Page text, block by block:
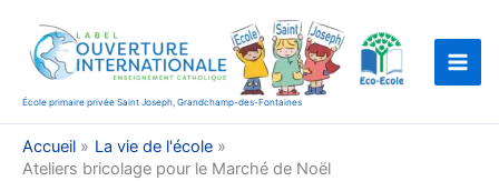
contenu
École primaire privée Saint Joseph, Grandchamp-des-Fontaines
Accueil
La vie de l'école
Ateliers bricolage pour le Marché de Noël